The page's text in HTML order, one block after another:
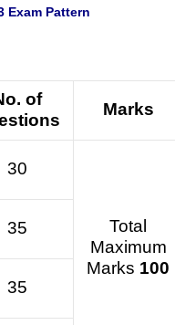
Exam Pattern
of
Marks
30
Total
Maximum
Marks 100
35
35